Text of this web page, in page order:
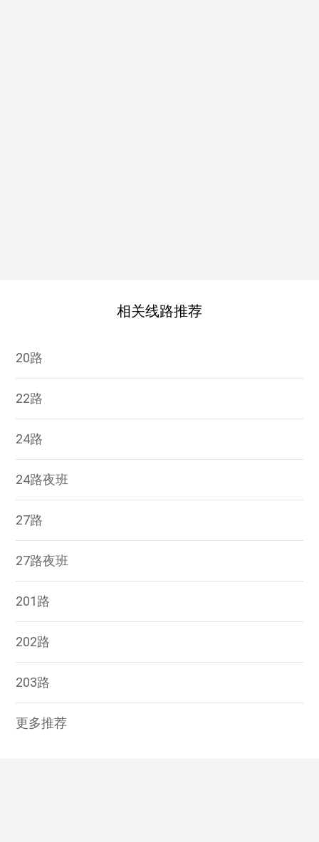
相关线路推荐
20路
22路
24路
24路夜班
27路
27路夜班
201路
202路
203路
更多推荐